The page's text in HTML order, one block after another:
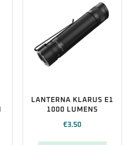
LANTERNA KLARUS E1
1000 LUMENS
€3.50